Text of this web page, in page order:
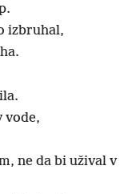
izbruhal,
vode,
ne da bi užival v